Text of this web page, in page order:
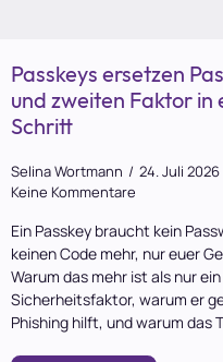
Passkeys ersetzen
und zweiten Faktor in
Schritt
Selina Wortmann
24. Juli 2026
Keine Kommentare
Ein Passkey braucht kein
keinen Code mehr, nur euer
Warum das mehr ist als nur
Sicherheitsfaktor, warum er
Phishing hilft, und warum das